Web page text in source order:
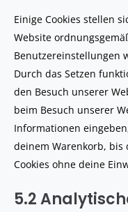
Einige Cookies stellen
Website
Benutzereinstellungen
Durch das Setzen
den Besuch unserer
beim Besuch unserer
Informationen
deinem Warenkorb, bis
Cookies ohne deine
5.2